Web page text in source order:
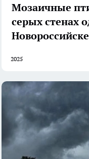
Мозаичные
серых стенах
Новороссийске
2025